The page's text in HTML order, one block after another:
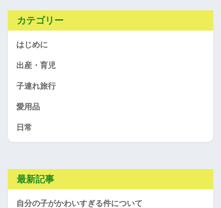
カテゴリー
はじめに
出産・育児
子連れ旅行
愛用品
日常
最新記事
自分の子がかわいすぎる件について